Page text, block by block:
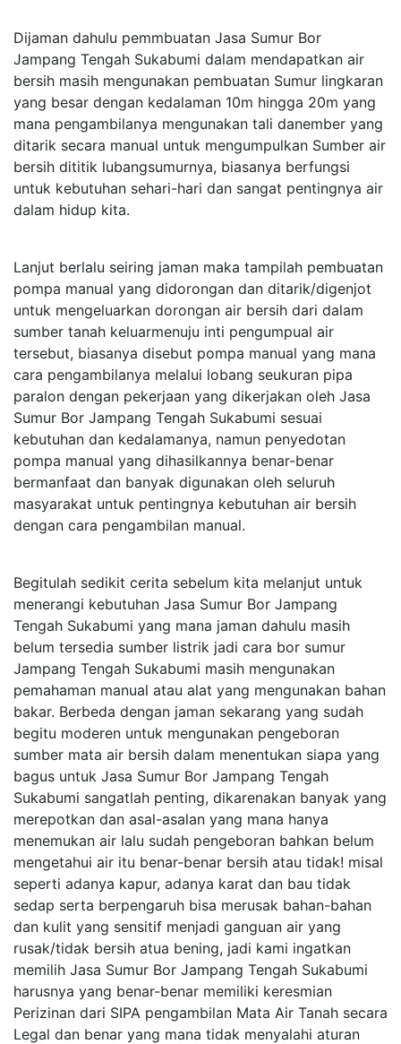
Dijaman dahulu pemmbuatan Jasa Sumur Bor
Jampang Tengah Sukabumi dalam mendapatkan air
bersih masih mengunakan pembuatan Sumur lingkaran
yang besar dengan kedalaman 10m hingga 20m yang
mana pengambilanya mengunakan tali danember yang
ditarik secara manual untuk mengumpulkan Sumber air
bersih dititik lubangsumurnya, biasanya berfungsi
untuk kebutuhan sehari-hari dan sangat pentingnya air
dalam hidup kita.
Lanjut berlalu seiring jaman maka tampilah pembuatan
pompa manual yang didorongan dan ditarik/digenjot
untuk mengeluarkan dorongan air bersih dari dalam
sumber tanah keluarmenuju inti pengumpual air
tersebut, biasanya disebut pompa manual yang mana
cara pengambilanya melalui lobang seukuran pipa
paralon dengan pekerjaan yang dikerjakan oleh Jasa
Sumur Bor Jampang Tengah Sukabumi sesuai
kebutuhan dan kedalamanya, namun penyedotan
pompa manual yang dihasilkannya benar-benar
bermanfaat dan banyak digunakan oleh seluruh
masyarakat untuk pentingnya kebutuhan air bersih
dengan cara pengambilan manual.
Begitulah sedikit cerita sebelum kita melanjut untuk
menerangi kebutuhan Jasa Sumur Bor Jampang
Tengah Sukabumi yang mana jaman dahulu masih
belum tersedia sumber listrik jadi cara bor sumur
Jampang Tengah Sukabumi masih mengunakan
pemahaman manual atau alat yang mengunakan bahan
bakar. Berbeda dengan jaman sekarang yang sudah
begitu moderen untuk mengunakan pengeboran
sumber mata air bersih dalam menentukan siapa yang
bagus untuk Jasa Sumur Bor Jampang Tengah
Sukabumi sangatlah penting, dikarenakan banyak yang
merepotkan dan asal-asalan yang mana hanya
menemukan air lalu sudah pengeboran bahkan belum
mengetahui air itu benar-benar bersih atau tidak! misal
seperti adanya kapur, adanya karat dan bau tidak
sedap serta berpengaruh bisa merusak bahan-bahan
dan kulit yang sensitif menjadi ganguan air yang
rusak/tidak bersih atua bening, jadi kami ingatkan
memilih Jasa Sumur Bor Jampang Tengah Sukabumi
harusnya yang benar-benar memiliki keresmian
Perizinan dari SIPA pengambilan Mata Air Tanah secara
Legal dan benar yang mana tidak menyalahi aturan